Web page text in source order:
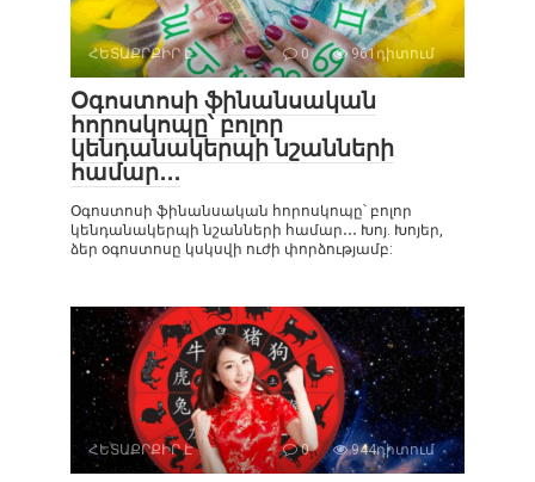
ՀԵՏԱՔՐՔԻՐ Է 0 961դիտում
Օգոստոսի ֆինանսական
հորոսկոպը՝ բոլոր
կենդանակերպի նշանների
համար․․․
Օգոստոսի ֆինանսական հորոսկոպը՝ բոլոր
կենդանակերպի նշանների համար․․․ Խոյ. Խոյեր,
ձեր օգոստոսը կսկսվի ուժի փորձությամբ:
ՀԵՏԱՔՐՔԻՐ Է 0 944դիտում